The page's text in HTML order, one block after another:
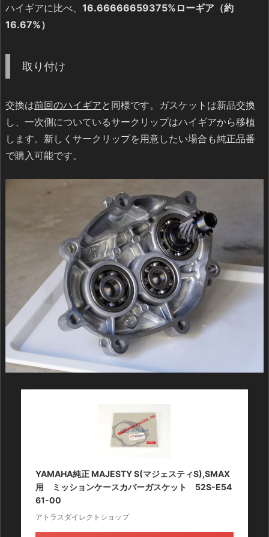
ハイギアに比べ、 16.66666659375%ローギア（約
16.67%）
取り付け
交換は前回のハイギアと同様です。ガスケットは新品交換
し、一次側についているサークリップはハイギアから移植
します。新しくサークリップを用意したい場合も純正品番
で購入可能です。
YAMAHA純正 MAJESTY S(マジェスティS),SMAX
用 ミッションケースカバーガスケット 52S-E54
61-00
アトラスダイレクトショップ